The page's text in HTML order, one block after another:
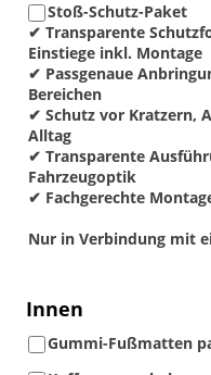
Stoß-Schutz-Paket
✔ Transparente
Einstiege inkl. Montage
✔ Passgenaue
Bereichen
✔ Schutz vor Kratzern,
Alltag
✔ Transparente
Fahrzeugoptik
✔ Fachgerechte
Nur in Verbindung mit
Innen
Gummi-Fußmatten